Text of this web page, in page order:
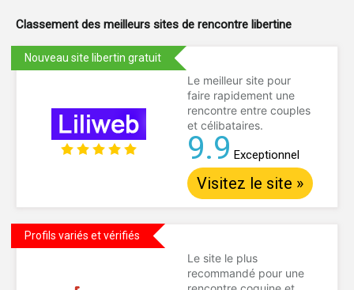
Classement des meilleurs sites de rencontre libertine
Nouveau site libertin gratuit
Le meilleur site pour
faire rapidement une
rencontre entre couples
et célibataires.
9.9 Exceptionnel
Visitez le site »
Profils variés et vérifiés
Le site le plus
recommandé pour une